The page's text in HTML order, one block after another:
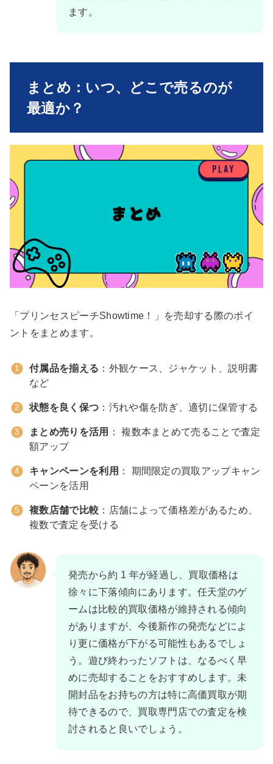
ます。
まとめ：いつ、どこで売るのが
最適か？
「プリンセスピーチShowtime！」を売却する際のポイ
ントをまとめます。
付属品を揃える ：外観ケース、ジャケット、説明書
など
状態を良く保つ ：汚れや傷を防ぎ、適切に保管する
まとめ売りを活用
： 複数本まとめて売ることで査定
額アップ
キャンペーンを利用 ： 期間限定の買取アップキャン
ペーンを活用
複数店舗で比較 ：店舗によって価格差があるため、
複数で査定を受ける
発売から約 1 年が経過し、買取価格は
徐々に下落傾向にあります。任天堂のゲ
ームは比較的買取価格が維持される傾向
がありますが、今後新作の発売などによ
り更に価格が下がる可能性もあるでしょ
う。遊び終わったソフトは、なるべく早
めに売却することをおすすめします。未
開封品をお持ちの方は特に高価買取が期
待できるので、買取専門店での査定を検
討されると良いでしょう。